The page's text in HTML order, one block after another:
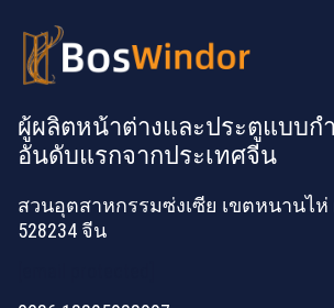
ผู้ผลิตหน้าต่างและประตูแบบก
อันดับแรกจากประเทศจีน
สวนอุตสาหกรรมซ่งเซีย เขตหนานไห่
528234 จีน